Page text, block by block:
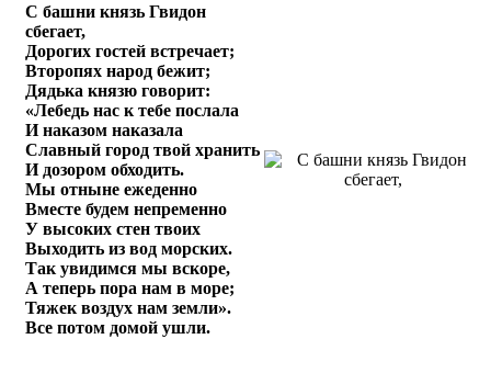
С башни князь Гвидон
сбегает,
Дорогих гостей встречает;
Второпях народ бежит;
Дядька князю говорит:
«Лебедь нас к тебе послала
И наказом наказала
Славный город твой хранить
И дозором обходить.
Мы отныне ежеденно
Вместе будем непременно
У высоких стен твоих
Выходить из вод морских.
Так увидимся мы вскоре,
А теперь пора нам в море;
Тяжек воздух нам земли».
Все потом домой ушли.